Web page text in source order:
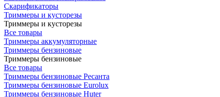
Скарификаторы
Триммеры и кусторезы
Триммеры и кусторезы
Все товары
Триммеры аккумуляторные
Триммеры бензиновые
Триммеры бензиновые
Все товары
Триммеры бензиновые Ресанта
Триммеры бензиновые Eurolux
Триммеры бензиновые Huter